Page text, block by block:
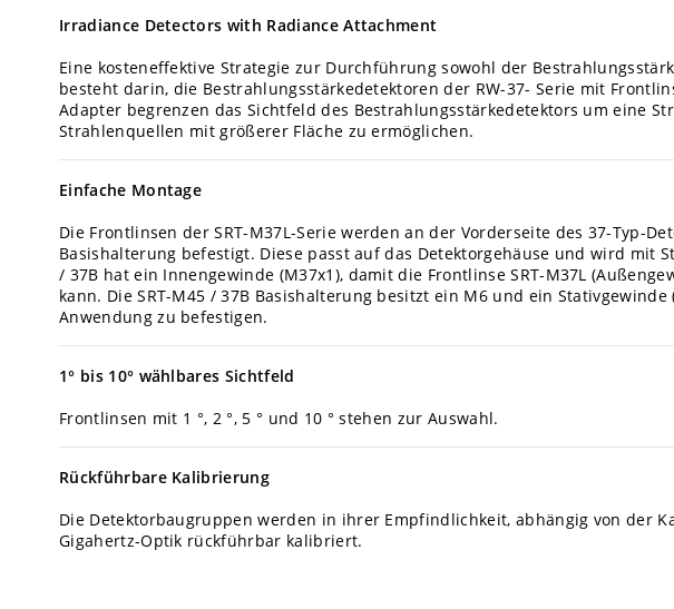
Irradiance Detectors with Radiance Attachment
Eine kosteneffektive Strategie zur Durchführung sowohl der
besteht darin, die Bestrahlungsstärkedetektoren der RW-37- Serie mit
Adapter begrenzen das Sichtfeld des Bestrahlungsstärkedetektors um eine
Strahlenquellen mit größerer Fläche zu ermöglichen.
Einfache Montage
Die Frontlinsen der SRT-M37L-Serie werden an der Vorderseite des 37-Typ-
Basishalterung befestigt. Diese passt auf das Detektorgehäuse und wird mit
/ 37B hat ein Innengewinde (M37x1), damit die Frontlinse SRT-M37L
kann. Die SRT-M45 / 37B Basishalterung besitzt ein M6 und ein
Anwendung zu befestigen.
1° bis 10° wählbares Sichtfeld
Frontlinsen mit 1 °, 2 °, 5 ° und 10 ° stehen zur Auswahl.
Rückführbare Kalibrierung
Die Detektorbaugruppen werden in ihrer Empfindlichkeit, abhängig von der
Gigahertz-Optik rückführbar kalibriert.